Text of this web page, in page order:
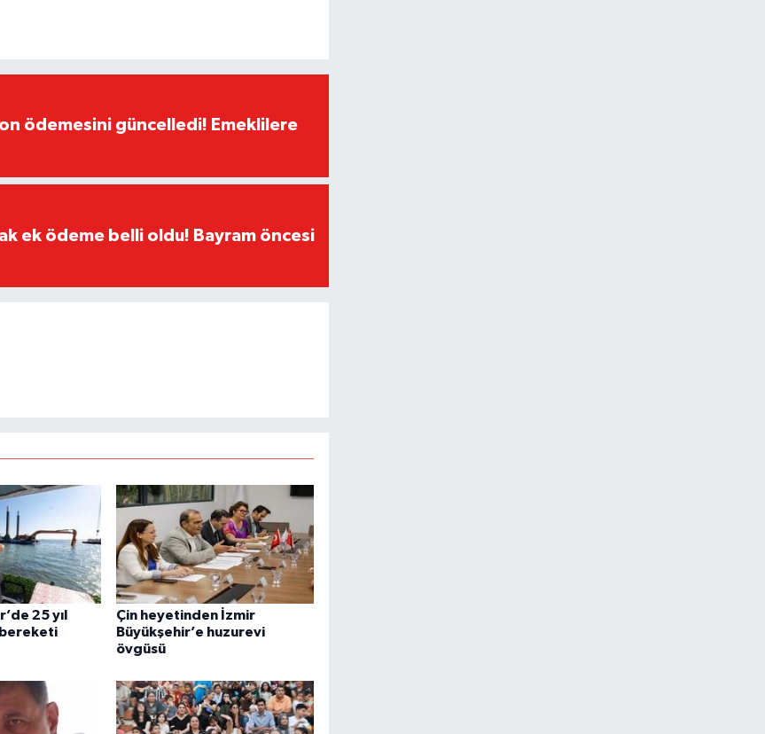
ödemesini güncelledi! Emeklilere
ek ödeme belli oldu! Bayram öncesi
25 yıl
Çin heyetinden İzmir
Büyükşehir’e huzurevi
övgüsü